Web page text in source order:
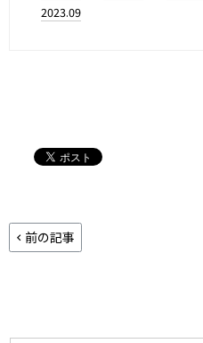
2023.09
前の記事